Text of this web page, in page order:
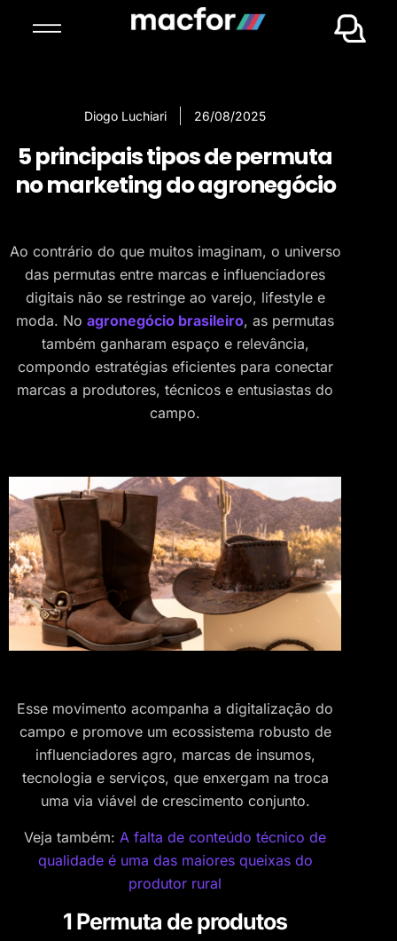
Diogo Luchiari 26/08/2025
5 principais tipos de permuta
no marketing do agronegócio
Ao contrário do que muitos imaginam, o universo
das permutas entre marcas e influenciadores
digitais não se restringe ao varejo, lifestyle e
moda. No agronegócio brasileiro, as permutas
também ganharam espaço e relevância,
compondo estratégias eficientes para conectar
marcas a produtores, técnicos e entusiastas do
campo.
Esse movimento acompanha a digitalização do
campo e promove um ecossistema robusto de
influenciadores agro, marcas de insumos,
tecnologia e serviços, que enxergam na troca
uma via viável de crescimento conjunto.
Veja também: A falta de conteúdo técnico de
qualidade é uma das maiores queixas do
produtor rural
1 Permuta de produtos